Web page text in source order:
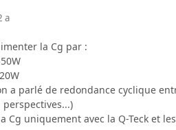
a
la Cg par :
a parlé de redondance cyclique
Cg uniquement avec la Q-Teck et